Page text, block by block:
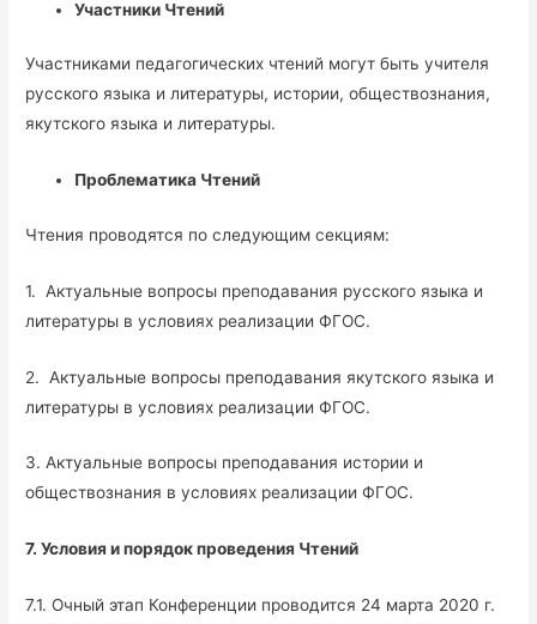
Участники Чтений
Участниками педагогических чтений могут быть учителя
русского языка и литературы, истории, обществознания,
якутского языка и литературы.
Проблематика Чтений
Чтения проводятся по следующим секциям:
1. Актуальные вопросы преподавания русского языка и
литературы в условиях реализации ФГОС.
2. Актуальные вопросы преподавания якутского языка и
литературы в условиях реализации ФГОС.
3. Актуальные вопросы преподавания истории и
обществознания в условиях реализации ФГОС.
7. Условия и порядок проведения Чтений
7.1. Очный этап Конференции проводится 24 марта 2020 г.